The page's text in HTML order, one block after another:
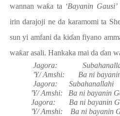
wannan waƙa ta ‘Bayanin Gausi’
irin darajoji ne da karamomi ta
sun yi amfani da kiɗan fiyano
waƙar asali. Hankaka mai da ɗan
Jagora:
'Y/ Amshi:
Ba ni
Jagora:
Subahanallahi
'Y/ Amshi:
Ba ni bayanin
Jagora:
Ba ni bayanin
'Y/ Amshi:
Ba ni bayanin